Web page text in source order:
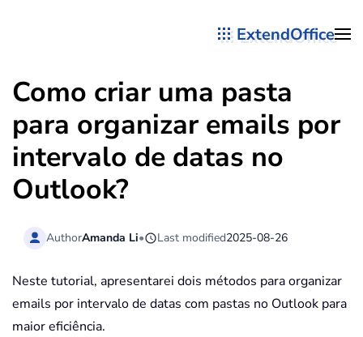
ExtendOffice
Como criar uma pasta
para organizar emails por
intervalo de datas no
Outlook?
AuthorAmanda Li• Last modified2025-08-26
Neste tutorial, apresentarei dois métodos para organizar
emails por intervalo de datas com pastas no Outlook para
maior eficiência.